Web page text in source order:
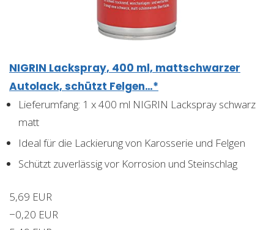
NIGRIN Lackspray, 400 ml, mattschwarzer
Autolack, schützt Felgen…*
Lieferumfang: 1 x 400 ml NIGRIN Lackspray schwarz
matt
Ideal für die Lackierung von Karosserie und Felgen
Schützt zuverlässig vor Korrosion und Steinschlag
5,69 EUR
−0,20 EUR